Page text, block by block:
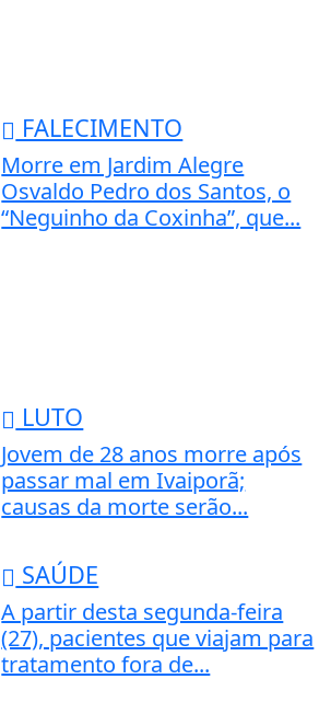
FALECIMENTO
Morre em Jardim Alegre
Osvaldo Pedro dos Santos, o
“Neguinho da Coxinha”, que...
LUTO
Jovem de 28 anos morre após
passar mal em Ivaiporã;
causas da morte serão...
SAÚDE
A partir desta segunda-feira
(27), pacientes que viajam para
tratamento fora de...